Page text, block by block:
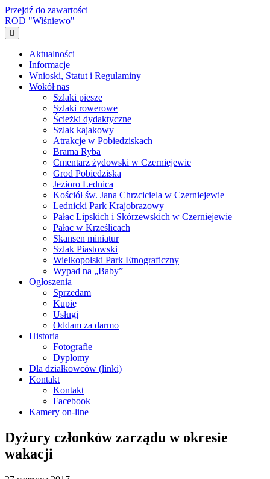
Przejdź do zawartości
ROD "Wiśniewo"
Aktualności
Informacje
Wnioski, Statut i Regulaminy
Wokół nas
Szlaki piesze
Szlaki rowerowe
Ścieżki dydaktyczne
Szlak kajakowy
Atrakcje w Pobiedziskach
Brama Ryba
Cmentarz żydowski w Czerniejewie
Grod Pobiedziska
Jezioro Lednica
Kościół św. Jana Chrzciciela w Czerniejewie
Lednicki Park Krajobrazowy
Pałac Lipskich i Skórzewskich w Czerniejewie
Pałac w Krześlicach
Skansen miniatur
Szlak Piastowski
Wielkopolski Park Etnograficzny
Wypad na „Baby”
Ogłoszenia
Sprzedam
Kupię
Usługi
Oddam za darmo
Historia
Fotografie
Dyplomy
Dla działkowców (linki)
Kontakt
Kontakt
Facebook
Kamery on-line
Dyżury członków zarządu w okresie
wakacji